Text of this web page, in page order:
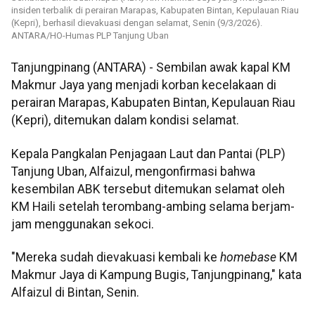
insiden terbalik di perairan Marapas, Kabupaten Bintan, Kepulauan Riau
(Kepri), berhasil dievakuasi dengan selamat, Senin (9/3/2026).
ANTARA/HO-Humas PLP Tanjung Uban
Tanjungpinang (ANTARA) - Sembilan awak kapal KM
Makmur Jaya yang menjadi korban kecelakaan di
perairan Marapas, Kabupaten Bintan, Kepulauan Riau
(Kepri), ditemukan dalam kondisi selamat.
Kepala Pangkalan Penjagaan Laut dan Pantai (PLP)
Tanjung Uban, Alfaizul, mengonfirmasi bahwa
kesembilan ABK tersebut ditemukan selamat oleh
KM Haili setelah terombang-ambing selama berjam-
jam menggunakan sekoci.
"Mereka sudah dievakuasi kembali ke homebase KM
Makmur Jaya di Kampung Bugis, Tanjungpinang," kata
Alfaizul di Bintan, Senin.